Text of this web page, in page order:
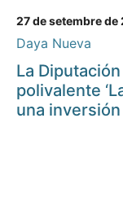
27 de setembre de
Daya Nueva
La
polivalente
una